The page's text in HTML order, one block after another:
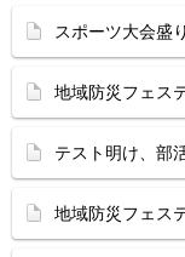
スポーツ大会盛
地域防災フェス
テスト明け、部
地域防災フェス